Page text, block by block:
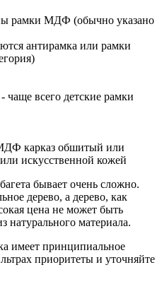
рамки МДФ (обычно указано
антирамка или рамки
всего детские рамки
карказ обшитый или
искусственной кожей
бывает очень сложно.
дерево, а дерево, как
цена не может быть
натурального материала.
имеет принципиальное
приоритеты и уточняйте